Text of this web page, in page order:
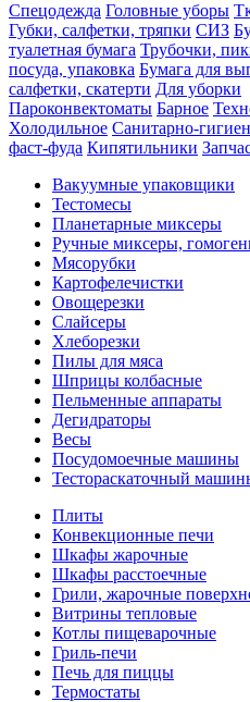
Спецодежда Головные уборы
Губки, салфетки, тряпки СИЗ
туалетная бумага Трубочки,
посуда, упаковка Бумага для
салфетки, скатерти Для уборки
Пароконвектоматы Барное
Холодильное Санитарно-
фаст-фуда Кипятильники
Вакуумные упаковщики
Тестомесы
Планетарные миксеры
Ручные миксеры,
Мясорубки
Картофелечистки
Овощерезки
Слайсеры
Хлеборезки
Пилы для мяса
Шприцы колбасные
Пельменные аппараты
Дегидраторы
Весы
Посудомоечные машины
Тестораскаточный
Плиты
Конвекционные печи
Шкафы жарочные
Шкафы расстоечные
Грили, жарочные
Витрины тепловые
Котлы пищеварочные
Гриль-печи
Печь для пиццы
Термостаты